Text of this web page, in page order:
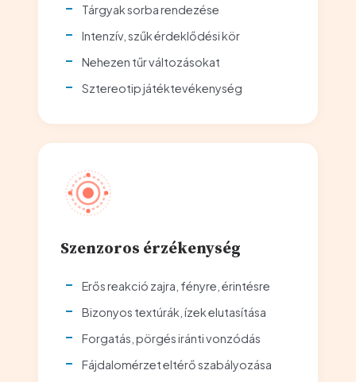
Tárgyak sorba rendezése
Intenzív, szűk érdeklődési kör
Nehezen tűr változásokat
Sztereotip játéktevékenység
Szenzoros érzékenység
Erős reakció zajra, fényre, érintésre
Bizonyos textúrák, ízek elutasítása
Forgatás, pörgés iránti vonzódás
Fájdalomérzet eltérő szabályozása